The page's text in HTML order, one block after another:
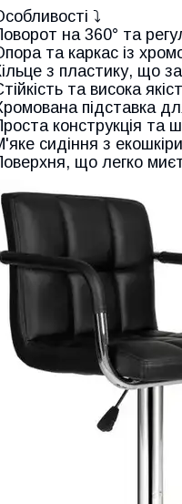
⤵
на 360° та
та каркас із
з пластику, що
та висока
підставка
конструкція та
сидіння з екошкіри
що легко